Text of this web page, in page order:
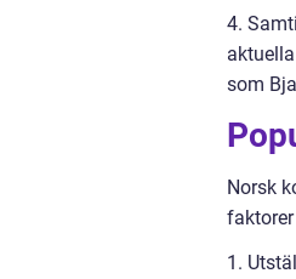
4.
som
Norsk
1.